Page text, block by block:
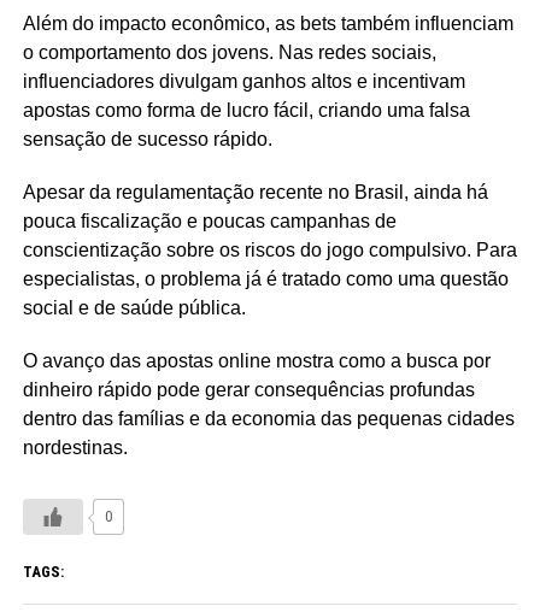
Além do impacto econômico, as bets também influenciam
o comportamento dos jovens. Nas redes sociais,
influenciadores divulgam ganhos altos e incentivam
apostas como forma de lucro fácil, criando uma falsa
sensação de sucesso rápido.
Apesar da regulamentação recente no Brasil, ainda há
pouca fiscalização e poucas campanhas de
conscientização sobre os riscos do jogo compulsivo. Para
especialistas, o problema já é tratado como uma questão
social e de saúde pública.
O avanço das apostas online mostra como a busca por
dinheiro rápido pode gerar consequências profundas
dentro das famílias e da economia das pequenas cidades
nordestinas.
0
TAGS: